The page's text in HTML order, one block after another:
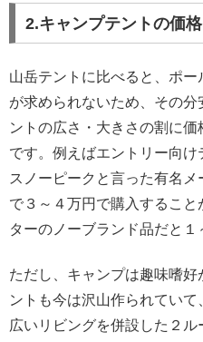
2.キャンプテントの価格
山岳テントに比べると、ポ
が求められないため、その
ントの広さ・大きさの割に
です。例えばエントリー向
スノーピークと言った有名
で３～４万円で購入するこ
ターのノーブランド品だと１
ただし、キャンプは趣味嗜
ントも今は沢山作られていて
広いリビングを併設した２